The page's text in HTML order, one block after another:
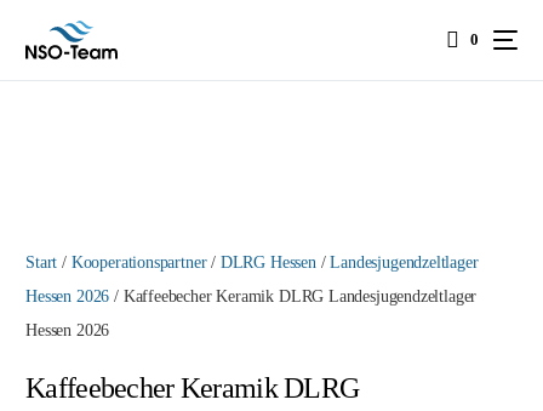
0
Start / Kooperationspartner/ DLRG Hessen /Landesjugendzeltlager
Hessen 2026 / Kaffeebecher Keramik DLRG Landesjugendzeltlager
Hessen 2026
Kaffeebecher Keramik DLRG